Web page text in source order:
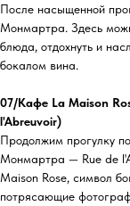
После насыщенной
Монмартра. Здесь
блюда, отдохнуть и
бокалом вина.
07/Кафе La Maison
l'Abreuvoir)
Продолжим прогулку
Монмартра — Rue de
Maison Rose, символ
потрясающие